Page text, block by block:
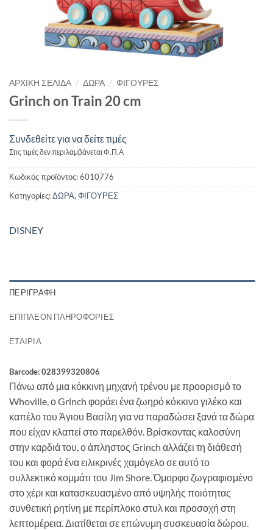
ΑΡΧΙΚΉ ΣΕΛΊΔΑ / ΔΩΡΑ / ΦΙΓΟΥΡΕΣ
Grinch on Train 20 cm
Συνδεθείτε για να δείτε τιμές
Στις τιμές δεν περιλαμβάνεται Φ.Π.Α
Κωδικός προϊόντος:6010776
Κατηγορίες:ΔΩΡΑ,ΦΙΓΟΥΡΕΣ
DISNEY
ΠΕΡΙΓΡΑΦΉ
ΕΠΙΠΛΈΟΝ ΠΛΗΡΟΦΟΡΊΕΣ
ΕΤΑΙΡΊΑ
Barcode: 028399320806
Πάνω από μια κόκκινη μηχανή τρένου με προορισμό το
Whoville, ο Grinch φοράει ένα ζωηρό κόκκινο γιλέκο και
καπέλο του Άγιου Βασίλη για να παραδώσει ξανά τα δώρα
που είχαν κλαπεί στο παρελθόν. Βρίσκοντας καλοσύνη
στην καρδιά του, ο άπληστος Grinch αλλάζει τη διάθεσή
του και φορά ένα ειλικρινές χαμόγελο σε αυτό το
συλλεκτικό κομμάτι του Jim Shore. Όμορφο ζωγραφισμένο
στο χέρι και κατασκευασμένο από υψηλής ποιότητας
συνθετική ρητίνη με περίπλοκο στυλ και προσοχή στη
λεπτομέρεια. Διατίθεται σε επώνυμη συσκευασία δώρου.